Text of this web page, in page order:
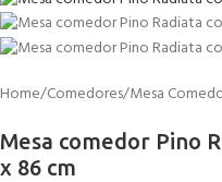
Home/Comedores/Mesa
Mesa comedor Pino
x 86 cm